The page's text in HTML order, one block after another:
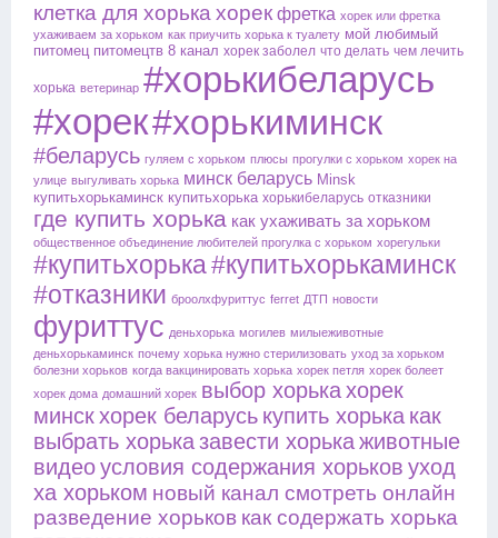
клетка для хорька хорек фретка хорек или фретка
ухаживаем за хорьком как приучить хорька к туалету мой любимый
питомец питомецтв 8 канал хорек заболел что делать чем лечить
хорька ветеринар #хорькибеларусь
#хорек#хорькиминск
#беларусь гуляем с хорьком плюсы прогулки с хорьком хорек на
улице выгуливать хорька минск беларусь Minsk
купитьхорькаминск купитьхорька хорькибеларусь отказники
где купить хорька как ухаживать за хорьком
общественное объединение любителей прогулка с хорьком хорегульки
#купитьхорька#купитьхорькаминск
#отказники броолхфуриттус ferret ДТП новости
фуриттус деньхорька могилев милыеживотные
деньхорькаминск почему хорька нужно стерилизовать уход за хорьком
болезни хорьков когда вакцинировать хорька хорек петля хорек болеет
хорек дома домашний хорек выбор хорькахорек
минскхорек беларусь купить хорька как
выбрать хорьказавести хорькаживотные
видеоусловия содержания хорьков уход
ха хорьком новый канал смотреть онлайн
разведение хорьков как содержать хорька